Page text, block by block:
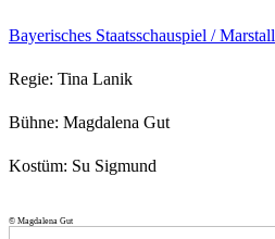
Bayerisches Staatsschauspiel / Marstall
Regie: Tina Lanik
Bühne: Magdalena Gut
Kostüm: Su Sigmund
© Magdalena Gut